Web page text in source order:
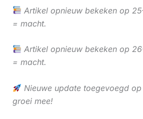
Artikel opnieuw bekeken op
= macht.
Artikel opnieuw bekeken op
= macht.
Nieuwe update toegevoegd
groei mee!